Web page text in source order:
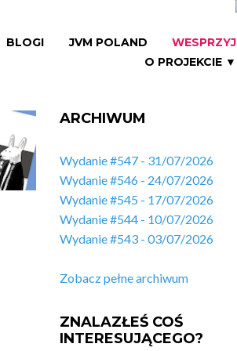
BLOGI JVM POLAND
WESPRZYJ
O PROJEKCIE ▼
ARCHIWUM
Wydanie #547 - 31/07/2026
Wydanie #546 - 24/07/2026
Wydanie #545 - 17/07/2026
Wydanie #544 - 10/07/2026
Wydanie #543 - 03/07/2026
Zobacz pełne archiwum
ZNALAZŁEŚ COŚ
INTERESUJĄCEGO?